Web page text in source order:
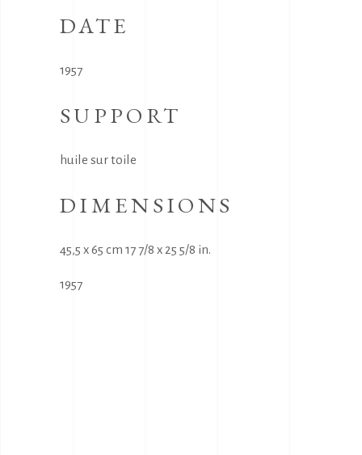
DATE
1957
SUPPORT
huile sur toile
DIMENSIONS
45,5 x 65 cm 17 7/8 x 25 5/8 in.
1957